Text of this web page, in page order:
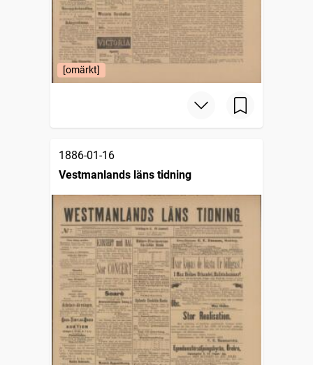
[omärkt]
1886-01-16
Vestmanlands läns tidning